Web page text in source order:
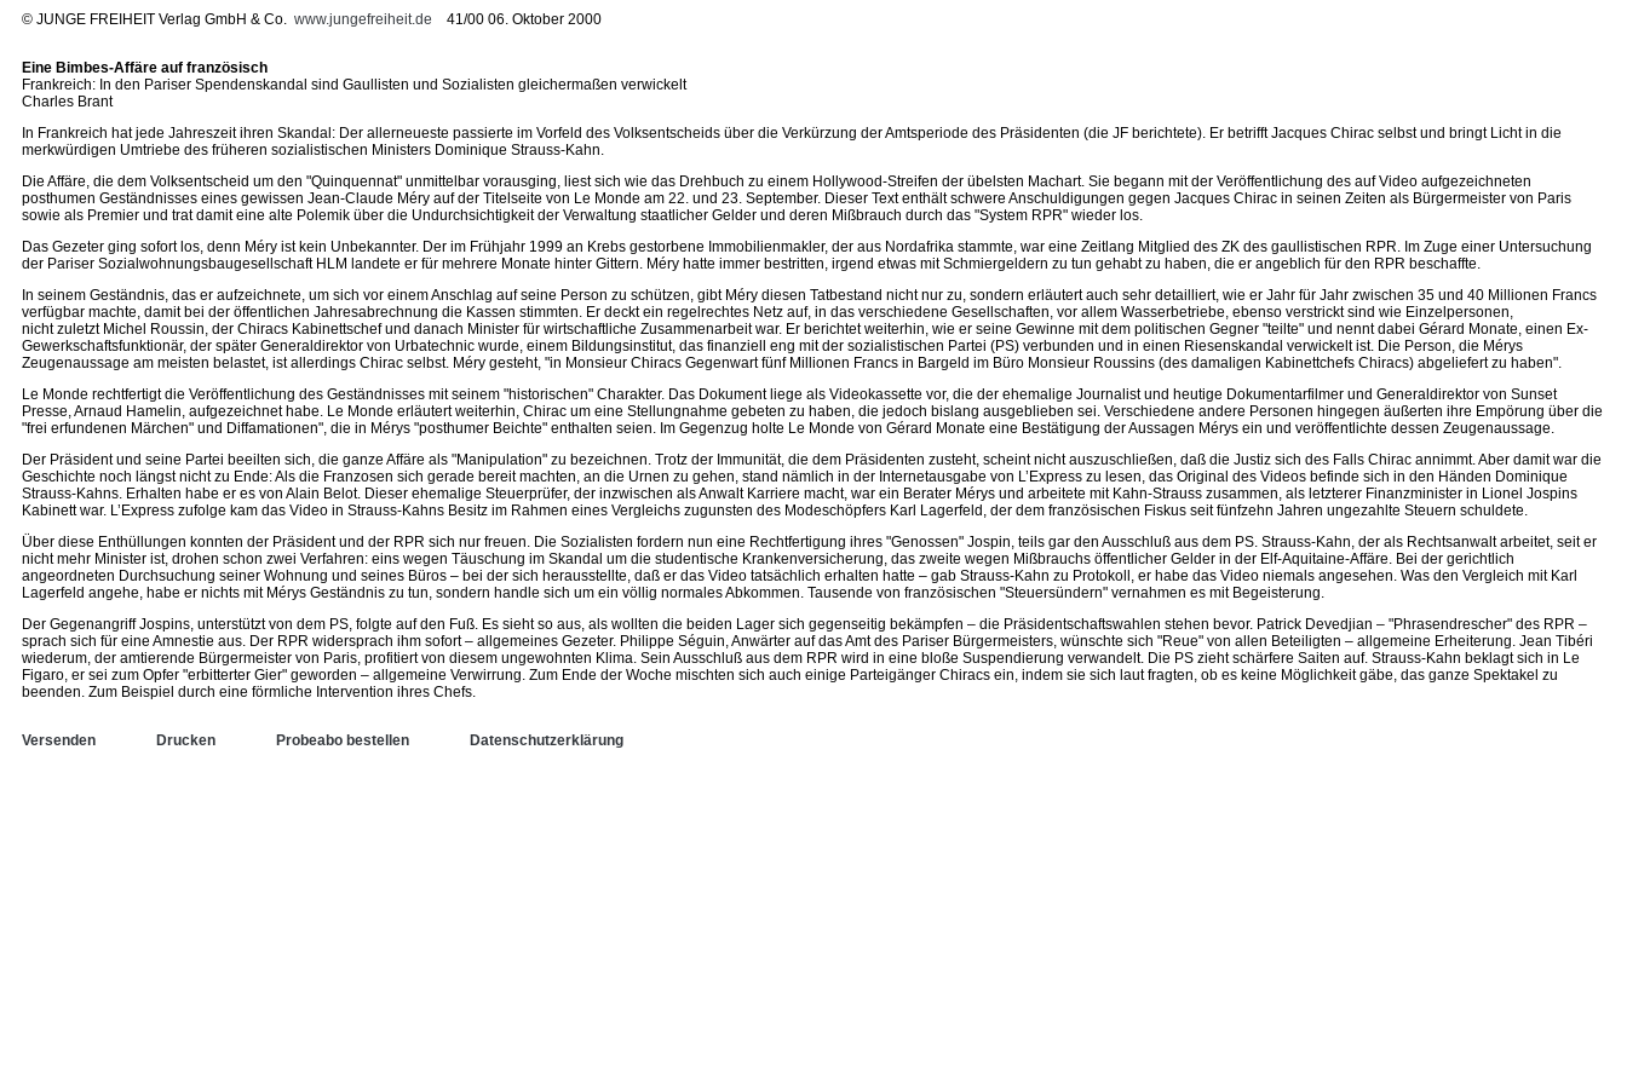
© JUNGE FREIHEIT Verlag GmbH & Co. www.jungefreiheit.de 41/00 06. Oktober 2000
Eine Bimbes-Affäre auf französisch
Frankreich: In den Pariser Spendenskandal sind Gaullisten und Sozialisten gleichermaßen verwickelt
Charles Brant
In Frankreich hat jede Jahreszeit ihren Skandal: Der allerneueste passierte im Vorfeld des Volksentscheids über die Verkürzung der Amtsperiode des Präsidenten (die JF berichtete). Er betrifft Jacques Chirac selbst und bringt Licht in die
merkwürdigen Umtriebe des früheren sozialistischen Ministers Dominique Strauss-Kahn.
Die Affäre, die dem Volksentscheid um den "Quinquennat" unmittelbar vorausging, liest sich wie das Drehbuch zu einem Hollywood-Streifen der übelsten Machart. Sie begann mit der Veröffentlichung des auf Video aufgezeichneten
posthumen Geständnisses eines gewissen Jean-Claude Méry auf der Titelseite von Le Monde am 22. und 23. September. Dieser Text enthält schwere Anschuldigungen gegen Jacques Chirac in seinen Zeiten als Bürgermeister von Paris
sowie als Premier und trat damit eine alte Polemik über die Undurchsichtigkeit der Verwaltung staatlicher Gelder und deren Mißbrauch durch das "System RPR" wieder los.
Das Gezeter ging sofort los, denn Méry ist kein Unbekannter. Der im Frühjahr 1999 an Krebs gestorbene Immobilienmakler, der aus Nordafrika stammte, war eine Zeitlang Mitglied des ZK des gaullistischen RPR. Im Zuge einer Untersuchung
der Pariser Sozialwohnungsbaugesellschaft HLM landete er für mehrere Monate hinter Gittern. Méry hatte immer bestritten, irgend etwas mit Schmiergeldern zu tun gehabt zu haben, die er angeblich für den RPR beschaffte.
In seinem Geständnis, das er aufzeichnete, um sich vor einem Anschlag auf seine Person zu schützen, gibt Méry diesen Tatbestand nicht nur zu, sondern erläutert auch sehr detailliert, wie er Jahr für Jahr zwischen 35 und 40 Millionen Francs
verfügbar machte, damit bei der öffentlichen Jahresabrechnung die Kassen stimmten. Er deckt ein regelrechtes Netz auf, in das verschiedene Gesellschaften, vor allem Wasserbetriebe, ebenso verstrickt sind wie Einzelpersonen,
nicht zuletzt Michel Roussin, der Chiracs Kabinettschef und danach Minister für wirtschaftliche Zusammenarbeit war. Er berichtet weiterhin, wie er seine Gewinne mit dem politischen Gegner "teilte" und nennt dabei Gérard Monate, einen Ex-
Gewerkschaftsfunktionär, der später Generaldirektor von Urbatechnic wurde, einem Bildungsinstitut, das finanziell eng mit der sozialistischen Partei (PS) verbunden und in einen Riesenskandal verwickelt ist. Die Person, die Mérys
Zeugenaussage am meisten belastet, ist allerdings Chirac selbst. Méry gesteht, "in Monsieur Chiracs Gegenwart fünf Millionen Francs in Bargeld im Büro Monsieur Roussins (des damaligen Kabinettchefs Chiracs) abgeliefert zu haben".
Le Monde rechtfertigt die Veröffentlichung des Geständnisses mit seinem "historischen" Charakter. Das Dokument liege als Videokassette vor, die der ehemalige Journalist und heutige Dokumentarfilmer und Generaldirektor von Sunset
Presse, Arnaud Hamelin, aufgezeichnet habe. Le Monde erläutert weiterhin, Chirac um eine Stellungnahme gebeten zu haben, die jedoch bislang ausgeblieben sei. Verschiedene andere Personen hingegen äußerten ihre Empörung über die
"frei erfundenen Märchen" und Diffamationen", die in Mérys "posthumer Beichte" enthalten seien. Im Gegenzug holte Le Monde von Gérard Monate eine Bestätigung der Aussagen Mérys ein und veröffentlichte dessen Zeugenaussage.
Der Präsident und seine Partei beeilten sich, die ganze Affäre als "Manipulation" zu bezeichnen. Trotz der Immunität, die dem Präsidenten zusteht, scheint nicht auszuschließen, daß die Justiz sich des Falls Chirac annimmt. Aber damit war die
Geschichte noch längst nicht zu Ende: Als die Franzosen sich gerade bereit machten, an die Urnen zu gehen, stand nämlich in der Internetausgabe von L’Express zu lesen, das Original des Videos befinde sich in den Händen Dominique
Strauss-Kahns. Erhalten habe er es von Alain Belot. Dieser ehemalige Steuerprüfer, der inzwischen als Anwalt Karriere macht, war ein Berater Mérys und arbeitete mit Kahn-Strauss zusammen, als letzterer Finanzminister in Lionel Jospins
Kabinett war. L’Express zufolge kam das Video in Strauss-Kahns Besitz im Rahmen eines Vergleichs zugunsten des Modeschöpfers Karl Lagerfeld, der dem französischen Fiskus seit fünfzehn Jahren ungezahlte Steuern schuldete.
Über diese Enthüllungen konnten der Präsident und der RPR sich nur freuen. Die Sozialisten fordern nun eine Rechtfertigung ihres "Genossen" Jospin, teils gar den Ausschluß aus dem PS. Strauss-Kahn, der als Rechtsanwalt arbeitet, seit er
nicht mehr Minister ist, drohen schon zwei Verfahren: eins wegen Täuschung im Skandal um die studentische Krankenversicherung, das zweite wegen Mißbrauchs öffentlicher Gelder in der Elf-Aquitaine-Affäre. Bei der gerichtlich
angeordneten Durchsuchung seiner Wohnung und seines Büros – bei der sich herausstellte, daß er das Video tatsächlich erhalten hatte – gab Strauss-Kahn zu Protokoll, er habe das Video niemals angesehen. Was den Vergleich mit Karl
Lagerfeld angehe, habe er nichts mit Mérys Geständnis zu tun, sondern handle sich um ein völlig normales Abkommen. Tausende von französischen "Steuersündern" vernahmen es mit Begeisterung.
Der Gegenangriff Jospins, unterstützt von dem PS, folgte auf den Fuß. Es sieht so aus, als wollten die beiden Lager sich gegenseitig bekämpfen – die Präsidentschaftswahlen stehen bevor. Patrick Devedjian – "Phrasendrescher" des RPR –
sprach sich für eine Amnestie aus. Der RPR widersprach ihm sofort – allgemeines Gezeter. Philippe Séguin, Anwärter auf das Amt des Pariser Bürgermeisters, wünschte sich "Reue" von allen Beteiligten – allgemeine Erheiterung. Jean Tibéri
wiederum, der amtierende Bürgermeister von Paris, profitiert von diesem ungewohnten Klima. Sein Ausschluß aus dem RPR wird in eine bloße Suspendierung verwandelt. Die PS zieht schärfere Saiten auf. Strauss-Kahn beklagt sich in Le
Figaro, er sei zum Opfer "erbitterter Gier" geworden – allgemeine Verwirrung. Zum Ende der Woche mischten sich auch einige Parteigänger Chiracs ein, indem sie sich laut fragten, ob es keine Möglichkeit gäbe, das ganze Spektakel zu
beenden. Zum Beispiel durch eine förmliche Intervention ihres Chefs.
Versenden Drucken Probeabo bestellen Datenschutzerklärung